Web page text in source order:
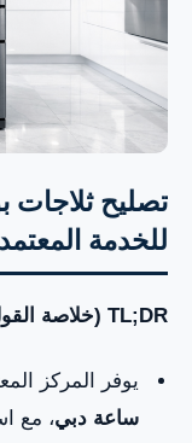
تصليح
للخدمة المعتمدة
TL;DR (خلاصة القول)
يوفر المركز
ساعة دبي، مع